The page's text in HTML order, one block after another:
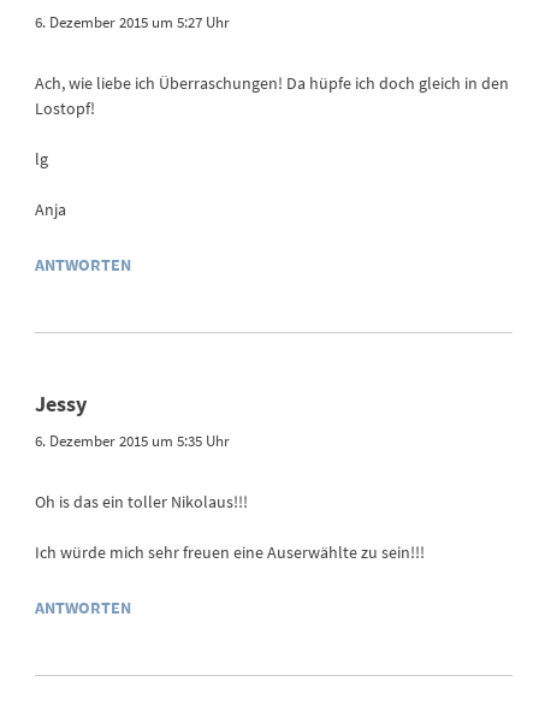
6. Dezember 2015 um 5:27 Uhr
Ach, wie liebe ich Überraschungen! Da hüpfe ich doch gleich in den
Lostopf!
lg
Anja
ANTWORTEN
Jessy
6. Dezember 2015 um 5:35 Uhr
Oh is das ein toller Nikolaus!!!
Ich würde mich sehr freuen eine Auserwählte zu sein!!!
ANTWORTEN